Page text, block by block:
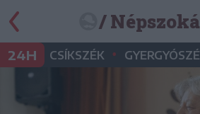
/
24H CSÍKSZÉK •